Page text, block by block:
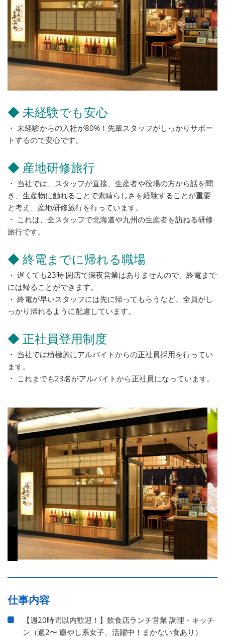
◆ 未経験でも安心
・ 未経験からの入社が80%！先輩スタッフがしっかりサポー
トするので安心です。
◆ 産地研修旅行
・ 当社では、スタッフが直接、生産者や役場の方から話を聞
き、生産物に触れることで素晴らしさを経験することが重要
と考え、産地研修旅行を行っています。
・ これは、全スタッフで北海道や九州の生産者を訪ねる研修
旅行です。
◆ 終電までに帰れる職場
・ 遅くても23時 閉店で深夜営業はありませんので、終電まで
には帰ることができます。
・ 終電が早いスタッフには先に帰ってもらうなど、全員がし
っかり帰れるように配慮しています。
◆ 正社員登用制度
・ 当社では積極的にアルバイトからの正社員採用を行ってい
ます。
・ これまでも23名がアルバイトから正社員になっています。
仕事内容
【週20時間以内歓迎！】飲食店ランチ営業 調理・キッチ
ン（週2〜 癒やし系女子、活躍中！まかない食あり）